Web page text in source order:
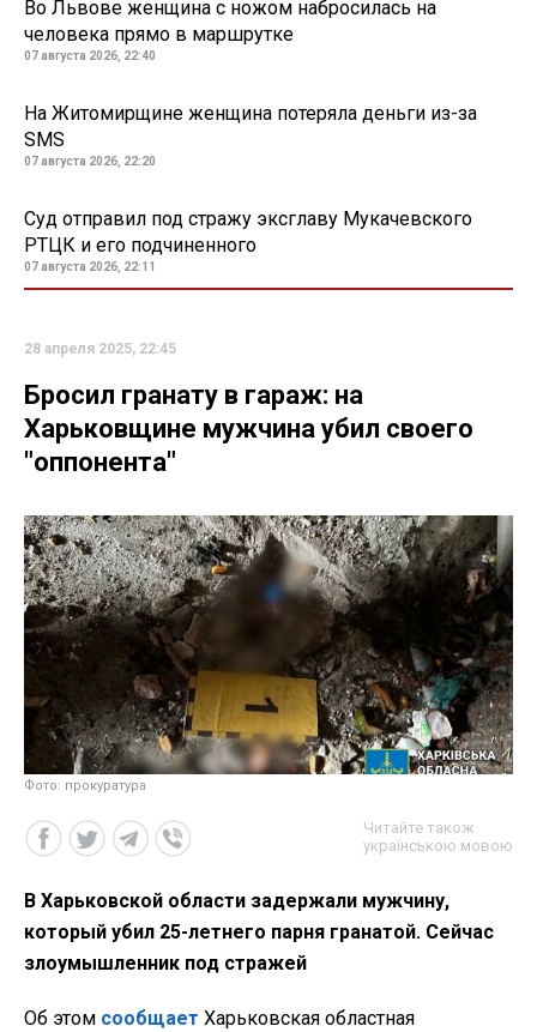
Во Львове женщина с ножом набросилась на
человека прямо в маршрутке
07 августа 2026, 22:40
На Житомирщине женщина потеряла деньги из-за
SMS
07 августа 2026, 22:20
Суд отправил под стражу эксглаву Мукачевского
РТЦК и его подчиненного
07 августа 2026, 22:11
28 апреля 2025, 22:45
Бросил гранату в гараж: на
Харьковщине мужчина убил своего
"оппонента"
Фото: прокуратура
Читайте також
українською мовою
В Харьковской области задержали мужчину,
который убил 25-летнего парня гранатой. Сейчас
злоумышленник под стражей
Об этом сообщает Харьковская областная